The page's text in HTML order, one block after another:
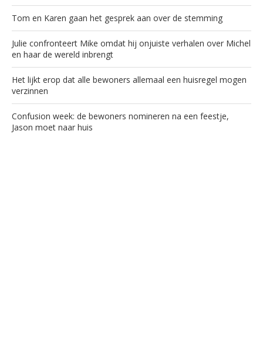
Tom en Karen gaan het gesprek aan over de stemming
Julie confronteert Mike omdat hij onjuiste verhalen over Michel
en haar de wereld inbrengt
Het lijkt erop dat alle bewoners allemaal een huisregel mogen
verzinnen
Confusion week: de bewoners nomineren na een feestje,
Jason moet naar huis